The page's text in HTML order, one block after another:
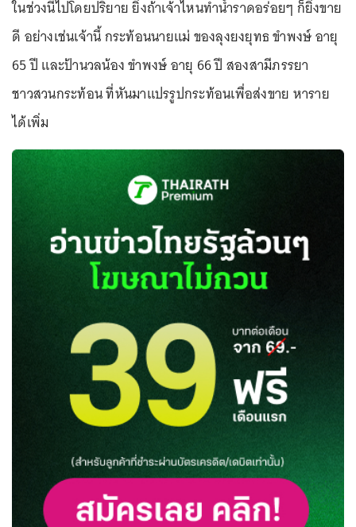
ในช่วงนี้ไปโดยปริยาย ยิ่งถ้าเจ้าไหนทำน้ำราดอร่อยๆ ก็ยิ่งขาย
ดี อย่างเช่นเจ้านี้ กระท้อนนายแม่ ของลุงยงยุทธ ขำพงษ์ อายุ
65 ปี และป้านวลน้อง ขำพงษ์ อายุ 66 ปี สองสามีภรรยา
ชาวสวนกระท้อน ที่หันมาแปรรูปกระท้อนเพื่อส่งขาย หาราย
ได้เพิ่ม